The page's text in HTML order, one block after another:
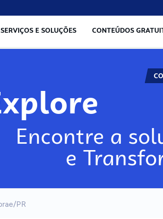
SERVIÇOS E SOLUÇÕES CONTEÚDOS
Explore
Encontre a
e